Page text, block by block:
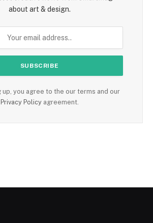
about art & design.
up, you agree to the our terms and our
Privacy Policyagreement.